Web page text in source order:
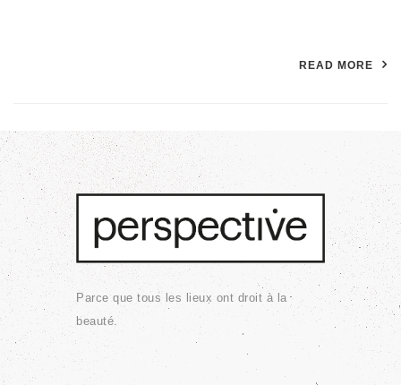
READ MORE
Parce que tous les lieux ont droit à la
beauté.